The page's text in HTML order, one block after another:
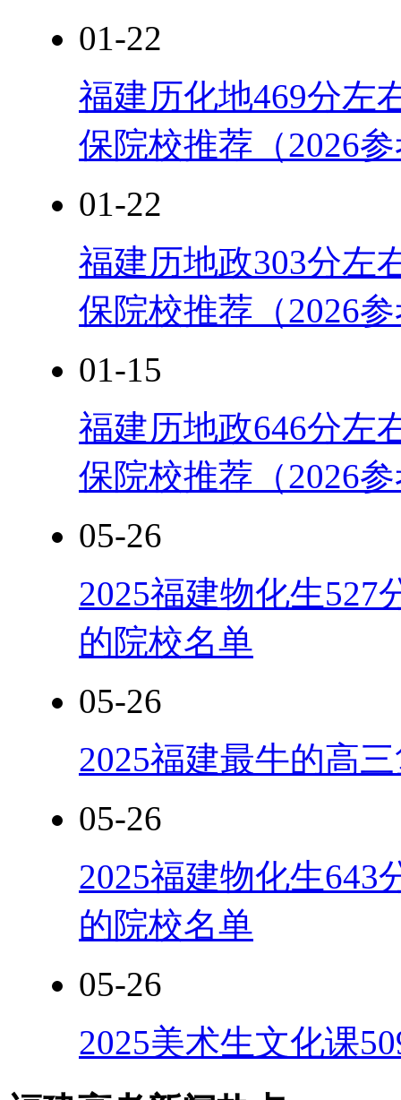
01-22
福建历化地469分左
保院校推荐（2026
01-22
福建历地政303分左
保院校推荐（2026
01-15
福建历地政646分左
保院校推荐（2026
05-26
2025福建物化生527
的院校名单
05-26
2025福建最牛的高
05-26
2025福建物化生643
的院校名单
05-26
2025美术生文化课